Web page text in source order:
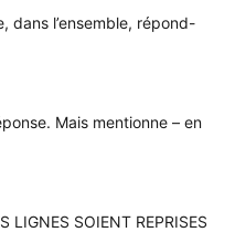
dans l’ensemble, répond-
Mais mentionne – en
LIGNES SOIENT REPRISES